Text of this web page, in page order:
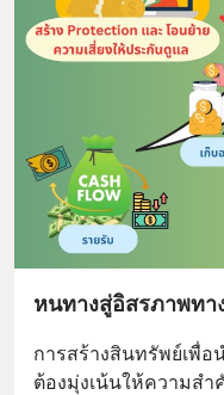
หนทางสู่อิสรภาพทา
การสร้างสินทรัพย์เพื่อ
ต้องมุ่งเน้นให้ความส